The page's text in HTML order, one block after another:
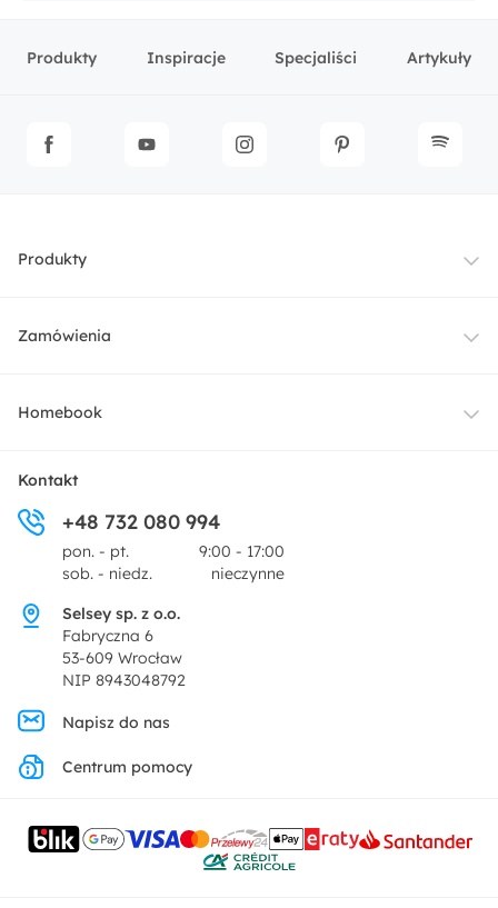
Produkty Inspiracje Specjaliści Artykuły
Produkty
Meble
Dekoracje i akcesoria
Promocje
Zamówienia
Dostawa
Zwroty
Pytania i odpowiedzi
Homebook
O nas
Centrum prasowe
Regulamin
Polityka prywatności
Ustawienia prywatności
Kontakt
Kontakt
+48 732 080 994
pon. - pt.
9:00 - 17:00
sob. - niedz.
nieczynne
Selsey sp. z o.o.
Fabryczna 6
53-609 Wrocław
NIP 8943048792
Napisz do nas
Centrum pomocy